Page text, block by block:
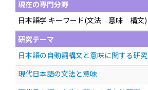
現在の専門分野
日本語学 キーワード(文法 意味 構文)
研究テーマ
日本語の自動詞構文と意味に関する研究
現代日本語の文法と意味